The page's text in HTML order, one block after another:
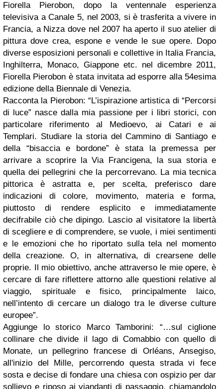
Fiorella Pierobon, dopo la ventennale esperienza
televisiva a Canale 5, nel 2003, si è trasferita a vivere in
Francia, a Nizza dove nel 2007 ha aperto il suo atelier di
pittura dove crea, espone e vende le sue opere. Dopo
diverse esposizioni personali e collettive in Italia Francia,
Inghilterra, Monaco, Giappone etc. nel dicembre 2011,
Fiorella Pierobon è stata invitata ad esporre alla 54esima
edizione della Biennale di Venezia.
Racconta la Pierobon: “L’ispirazione artistica di “Percorsi
di luce” nasce dalla mia passione per i libri storici, con
particolare riferimento al Medioevo, ai Catari e ai
Templari. Studiare la storia del Cammino di Santiago e
della “bisaccia e bordone” è stata la premessa per
arrivare a scoprire la Via Francigena, la sua storia e
quella dei pellegrini che la percorrevano. La mia tecnica
pittorica è astratta e, per scelta, preferisco dare
indicazioni di colore, movimento, materia e forma,
piuttosto di rendere esplicito e immediatamente
decifrabile ciò che dipingo. Lascio al visitatore la libertà
di scegliere e di comprendere, se vuole, i miei sentimenti
e le emozioni che ho riportato sulla tela nel momento
della creazione. O, in alternativa, di crearsene delle
proprie. Il mio obiettivo, anche attraverso le mie opere, è
cercare di fare riflettere attorno alle questioni relative al
viaggio, spirituale e fisico, principalmente laico,
nell’intento di cercare un dialogo tra le diverse culture
europee”.
Aggiunge lo storico Marco Tamborini: “…sul ciglione
collinare che divide il lago di Comabbio con quello di
Monate, un pellegrino francese di Orléans, Ansegiso,
all'inizio del Mille, percorrendo questa strada vi fece
sosta e decise di fondare una chiesa con ospizio per dar
sollievo e riposo ai viandanti di passaggio, chiamandolo